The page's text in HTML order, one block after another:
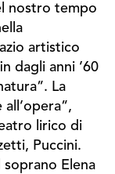
nostro tempo
artistico
dagli anni ’60
La
lirico di
Puccini.
Elena